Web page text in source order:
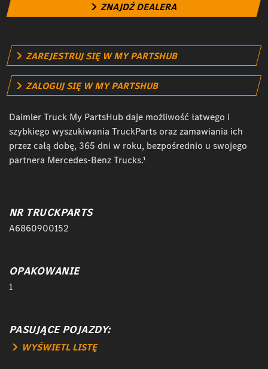
ZNAJDŹ DEALERA
ZAREJESTRUJ SIĘ W MY PARTSHUB
ZALOGUJ SIĘ W MY PARTSHUB
Daimler Truck My PartsHub daje możliwość łatwego i
szybkiego wyszukiwania TruckParts oraz zamawiania ich
przez całą dobę, 365 dni w roku, bezpośrednio u swojego
partnera Mercedes-Benz Trucks.¹
NR TRUCKPARTS
A6860900152
OPAKOWANIE
1
PASUJĄCE POJAZDY:
WYŚWIETL LISTĘ